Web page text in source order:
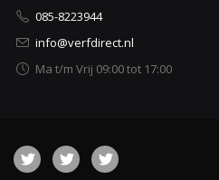
085-8223944
info@verfdirect.nl
Ma t/m Vrij 09:00 tot 17:00